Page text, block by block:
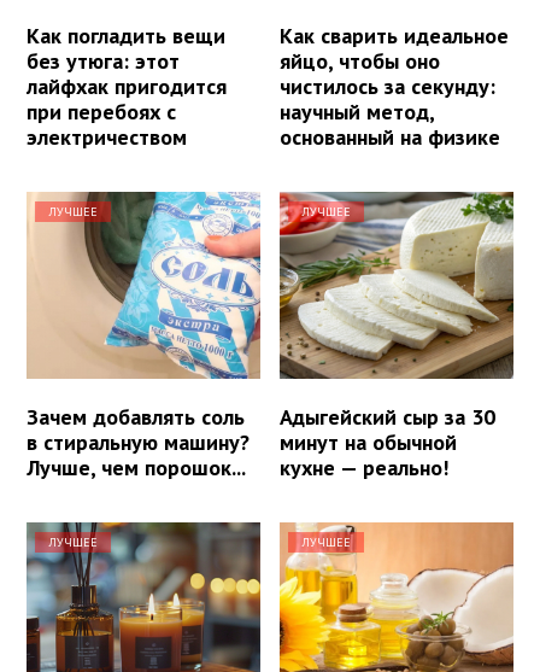
Как погладить вещи
без утюга: этот
лайфхак пригодится
при перебоях с
электричеством
Как сварить идеальное
яйцо, чтобы оно
чистилось за секунду:
научный метод,
основанный на физике
ЛУЧШЕЕ
Зачем добавлять соль
в стиральную машину?
Лучше, чем порошок...
ЛУЧШЕЕ
Адыгейский сыр за 30
минут на обычной
кухне — реально!
ЛУЧШЕЕ ЛУЧШЕЕ